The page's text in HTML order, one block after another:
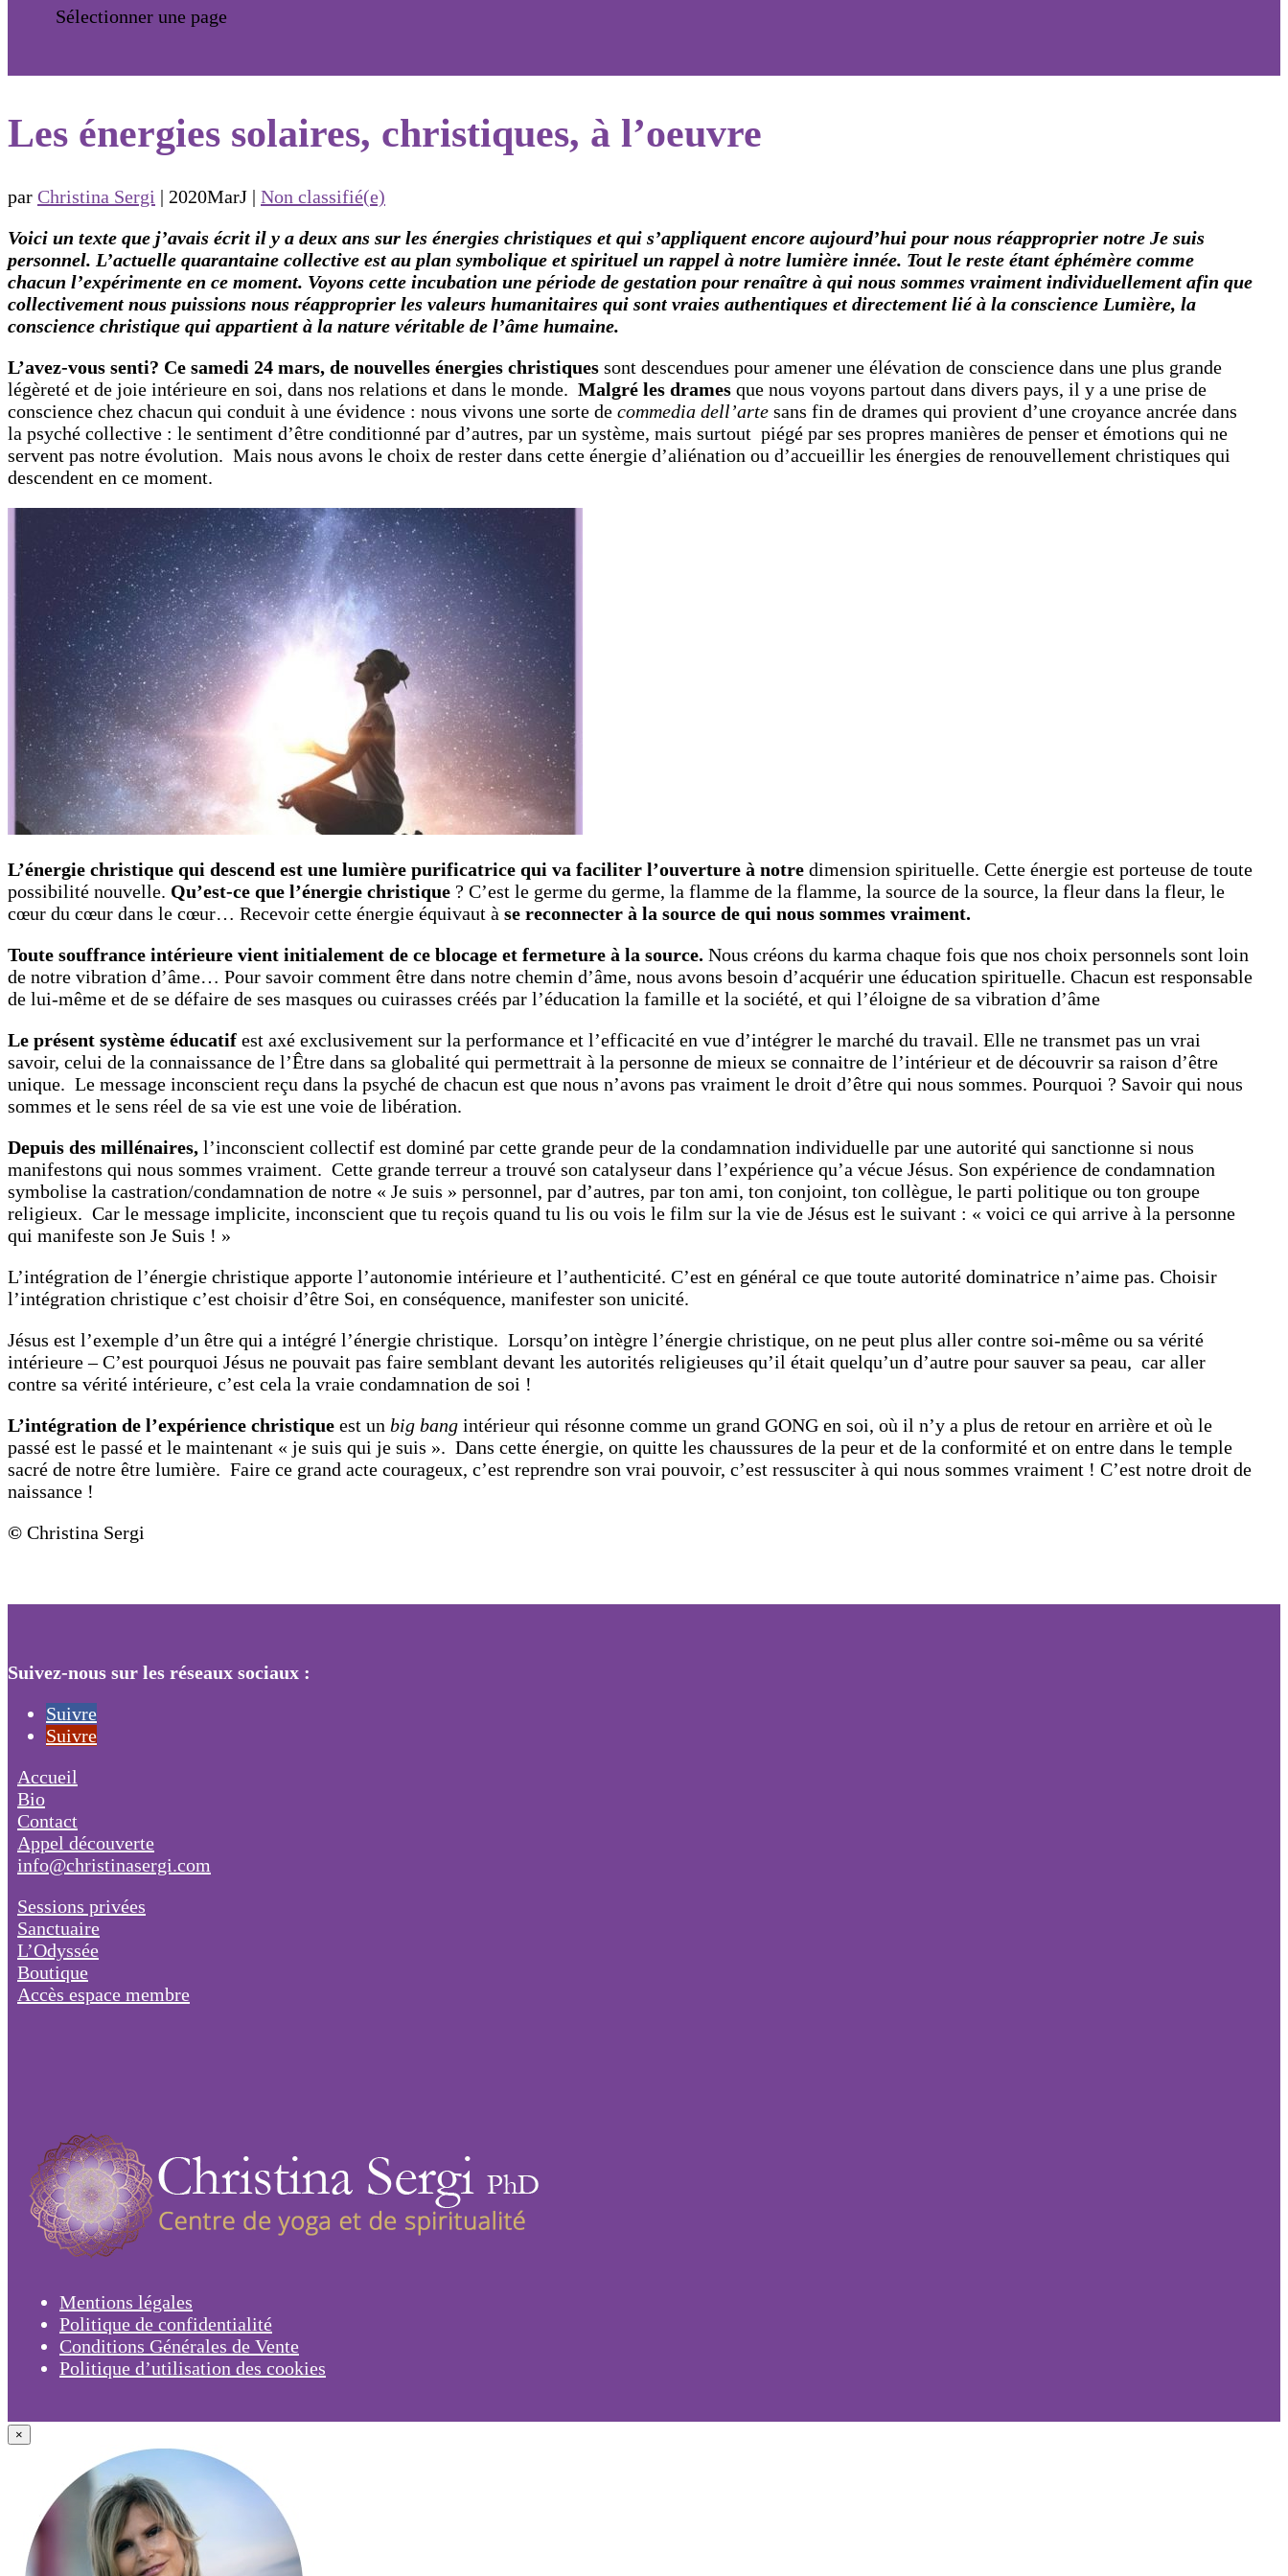
Sélectionner une page
Les énergies solaires, christiques, à l’oeuvre
par Christina Sergi | 2020MarJ | Non classifié(e)
Voici un texte que j’avais écrit il y a deux ans sur les énergies christiques et qui s’appliquent encore aujourd’hui pour nous réapproprier notre Je suis
personnel. L’actuelle quarantaine collective est au plan symbolique et spirituel un rappel à notre lumière innée. Tout le reste étant éphémère comme
chacun l’expérimente en ce moment. Voyons cette incubation une période de gestation pour renaître à qui nous sommes vraiment individuellement afin que
collectivement nous puissions nous réapproprier les valeurs humanitaires qui sont vraies authentiques et directement lié à la conscience Lumière, la
conscience christique qui appartient à la nature véritable de l’âme humaine.
L’avez-vous senti? Ce samedi 24 mars, de nouvelles énergies christiques sont descendues pour amener une élévation de conscience dans une plus grande
légèreté et de joie intérieure en soi, dans nos relations et dans le monde. Malgré les drames que nous voyons partout dans divers pays, il y a une prise de
conscience chez chacun qui conduit à une évidence : nous vivons une sorte de commedia dell’arte sans fin de drames qui provient d’une croyance ancrée dans
la psyché collective : le sentiment d’être conditionné par d’autres, par un système, mais surtout piégé par ses propres manières de penser et émotions qui ne
servent pas notre évolution. Mais nous avons le choix de rester dans cette énergie d’aliénation ou d’accueillir les énergies de renouvellement christiques qui
descendent en ce moment.
L’énergie christique qui descend est une lumière purificatrice qui va faciliter l’ouverture à notre dimension spirituelle. Cette énergie est porteuse de toute
possibilité nouvelle. Qu’est-ce que l’énergie christique ? C’est le germe du germe, la flamme de la flamme, la source de la source, la fleur dans la fleur, le
cœur du cœur dans le cœur… Recevoir cette énergie équivaut à se reconnecter à la source de qui nous sommes vraiment.
Toute souffrance intérieure vient initialement de ce blocage et fermeture à la source. Nous créons du karma chaque fois que nos choix personnels sont loin
de notre vibration d’âme… Pour savoir comment être dans notre chemin d’âme, nous avons besoin d’acquérir une éducation spirituelle. Chacun est responsable
de lui-même et de se défaire de ses masques ou cuirasses créés par l’éducation la famille et la société, et qui l’éloigne de sa vibration d’âme
Le présent système éducatif est axé exclusivement sur la performance et l’efficacité en vue d’intégrer le marché du travail. Elle ne transmet pas un vrai
savoir, celui de la connaissance de l’Être dans sa globalité qui permettrait à la personne de mieux se connaitre de l’intérieur et de découvrir sa raison d’être
unique. Le message inconscient reçu dans la psyché de chacun est que nous n’avons pas vraiment le droit d’être qui nous sommes. Pourquoi ? Savoir qui nous
sommes et le sens réel de sa vie est une voie de libération.
Depuis des millénaires, l’inconscient collectif est dominé par cette grande peur de la condamnation individuelle par une autorité qui sanctionne si nous
manifestons qui nous sommes vraiment. Cette grande terreur a trouvé son catalyseur dans l’expérience qu’a vécue Jésus. Son expérience de condamnation
symbolise la castration/condamnation de notre « Je suis » personnel, par d’autres, par ton ami, ton conjoint, ton collègue, le parti politique ou ton groupe
religieux. Car le message implicite, inconscient que tu reçois quand tu lis ou vois le film sur la vie de Jésus est le suivant : « voici ce qui arrive à la personne
qui manifeste son Je Suis ! »
L’intégration de l’énergie christique apporte l’autonomie intérieure et l’authenticité. C’est en général ce que toute autorité dominatrice n’aime pas. Choisir
l’intégration christique c’est choisir d’être Soi, en conséquence, manifester son unicité.
Jésus est l’exemple d’un être qui a intégré l’énergie christique. Lorsqu’on intègre l’énergie christique, on ne peut plus aller contre soi-même ou sa vérité
intérieure – C’est pourquoi Jésus ne pouvait pas faire semblant devant les autorités religieuses qu’il était quelqu’un d’autre pour sauver sa peau, car aller
contre sa vérité intérieure, c’est cela la vraie condamnation de soi !
L’intégration de l’expérience christique est un big bang intérieur qui résonne comme un grand GONG en soi, où il n’y a plus de retour en arrière et où le
passé est le passé et le maintenant « je suis qui je suis ». Dans cette énergie, on quitte les chaussures de la peur et de la conformité et on entre dans le temple
sacré de notre être lumière. Faire ce grand acte courageux, c’est reprendre son vrai pouvoir, c’est ressusciter à qui nous sommes vraiment ! C’est notre droit de
naissance !
© Christina Sergi
Suivez-nous sur les réseaux sociaux :
Suivre
Suivre
Accueil
Bio
Contact
Appel découverte
info@christinasergi.com
Sessions privées
Sanctuaire
L’Odyssée
Boutique
Accès espace membre
Mentions légales
Politique de confidentialité
Conditions Générales de Vente
Politique d’utilisation des cookies
×